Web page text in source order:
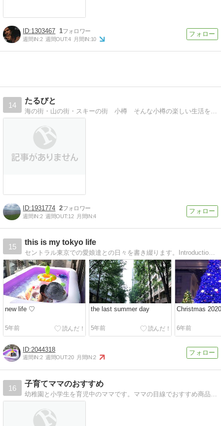
1303467 1
週間IN:2 週間OUT:4 月間IN:10
14
たるびと
1931774 2
週間IN:2 週間OUT:12 月間IN:4
15
this is my tokyo life
セントラル東京での愛娘達との日々を書き綴ります。Introduction for mother and children’s life in Tokyo
new life ♡
5年前
the last summer day
5年前
Christmas 2020
6年前
2044318
週間IN:2 週間OUT:20 月間IN:2
16
子育てママのおすすめ